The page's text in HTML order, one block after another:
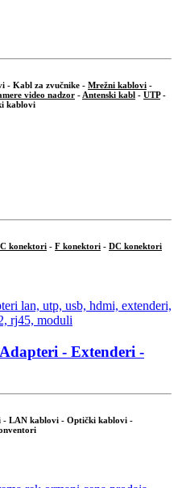
- Kabl za zvučnike - Mrežni kablovi -
video nadzor - Antenski kabl - UTP-
kablovi
konektori - F konektori - DC konektori
- Extenderi -
- LAN kablovi - Optički kablovi -